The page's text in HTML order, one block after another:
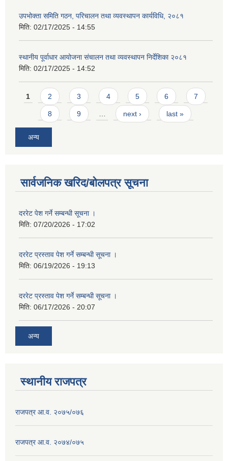
उपभोक्ता समिति गठन, परिचालन तथा व्यवस्थापन कार्यविधि, २०८१
मिति: 02/17/2025 - 14:55
स्थानीय पूर्वाधार आयोजना संचालन तथा व्यवस्थापन निर्देशिका २०८१
मिति: 02/17/2025 - 14:52
Pages
1 2 3 4 5 6 7
8 9 next › last »
अन्य
सार्वजनिक खरिद/बोलपत्र सूचना
दररेट पेश गर्ने सम्बन्धी सूचना ।
मिति: 07/20/2026 - 17:02
दररेट प्रस्ताव पेश गर्ने सम्बन्धी सूचना ।
मिति: 06/19/2026 - 19:13
दररेट प्रस्ताव पेश गर्ने सम्बन्धी सूचना ।
मिति: 06/17/2026 - 20:07
अन्य
स्थानीय राजपत्र
राजपत्र आ.व. २०७५/०७६
राजपत्र आ.व. २०७४/०७५